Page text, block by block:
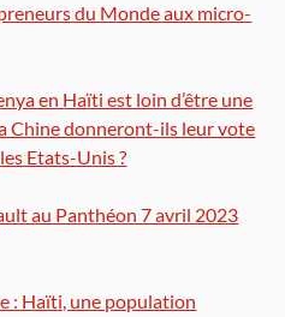
du Monde aux micro-
en Haïti est loin d’être une
Chine donneront-ils leur vote
Etats-Unis ?
au Panthéon 7 avril 2023
: Haïti, une population